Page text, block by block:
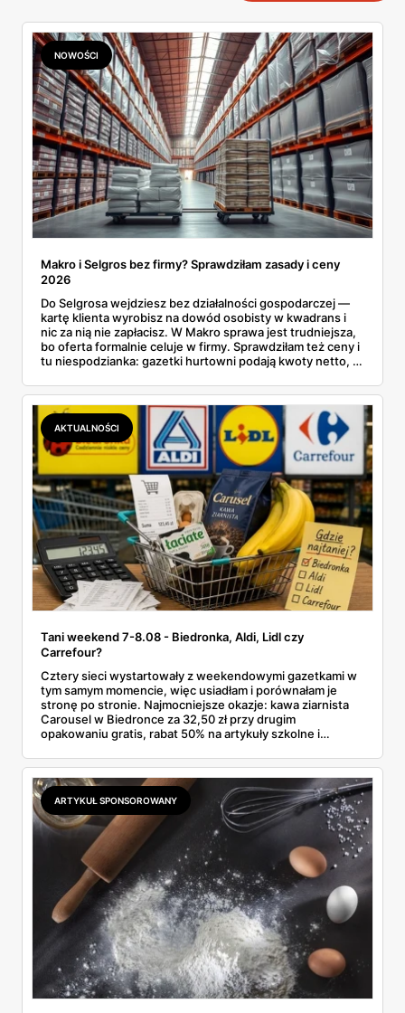
NOWOŚCI
Makro i Selgros bez firmy? Sprawdziłam zasady i ceny
2026
Do Selgrosa wejdziesz bez działalności gospodarczej —
kartę klienta wyrobisz na dowód osobisty w kwadrans i
nic za nią nie zapłacisz. W Makro sprawa jest trudniejsza,
bo oferta formalnie celuje w firmy. Sprawdziłam też ceny i
tu niespodzianka: gazetki hurtowni podają kwoty netto, a
zawsze wygrywa — ta sama kawa ziarnista kosztuje w
Makro ponad dwa razy więcej niż w weekendowej
promocji dyskontu.
AKTUALNOŚCI
Tani weekend 7-8.08 - Biedronka, Aldi, Lidl czy
Carrefour?
Cztery sieci wystartowały z weekendowymi gazetkami w
tym samym momencie, więc usiadłam i porównałam je
stronę po stronie. Najmocniejsze okazje: kawa ziarnista
Carousel w Biedronce za 32,50 zł przy drugim
opakowaniu gratis, rabat 50% na artykuły szkolne i
2,99 zł za kilogram, ale wyłącznie w sobotę z aplikacją. Aldi
odpowiada masłem za 2,99 zł. Werdykt w skrócie:
najwięcej wyciśniesz z Biedronki, po świeże warzywa jedź
do Aldi.
ARTYKUŁ SPONSOROWANY